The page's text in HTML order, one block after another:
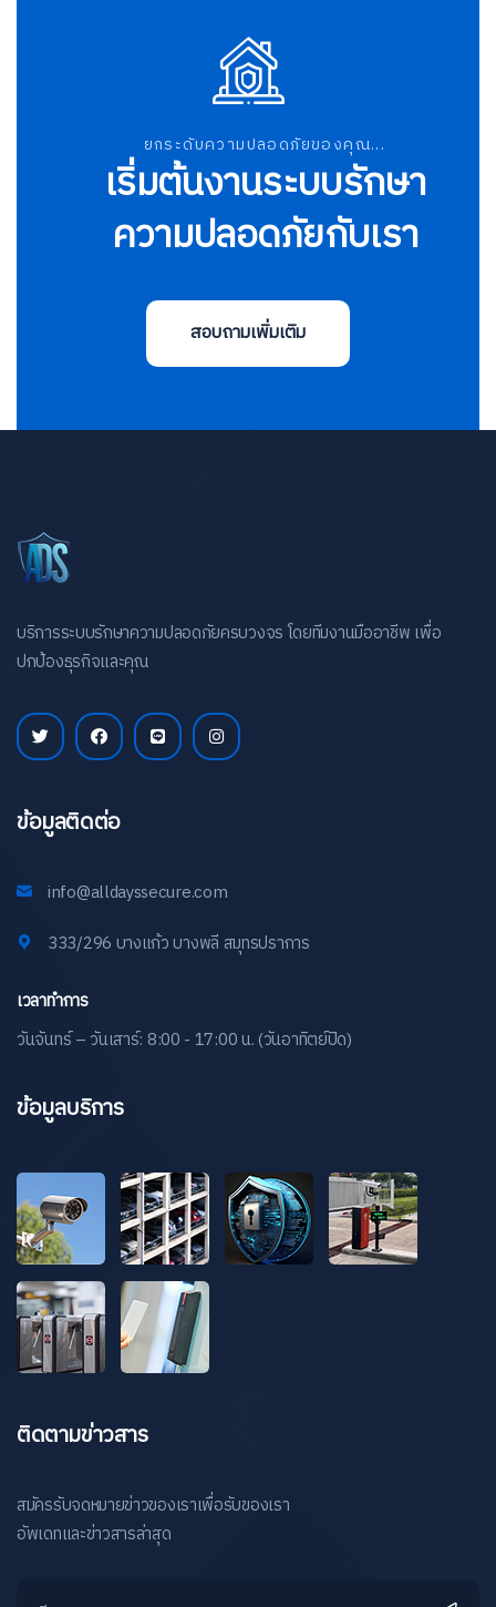
ยกระดับความปลอดภัยของคุณ...
เริ่มต้นงานระบบรักษา
ความปลอดภัยกับเรา
สอบถามเพิ่มเติม
บริการระบบรักษาความปลอดภัยครบวงจร โดยทีมงานมืออาชีพ เพื่อ
ปกป้องธุรกิจและคุณ
ข้อมูลติดต่อ
info@alldayssecure.com
333/296 บางแก้ว บางพลี สมุทรปราการ
เวลาทำการ
วันจันทร์ – วันเสาร์: 8:00 - 17:00 น. (วันอาทิตย์ปิด)
ข้อมูลบริการ
ติดตามข่าวสาร
สมัครรับจดหมายข่าวของเราเพื่อรับของเรา
อัพเดทและข่าวสารล่าสุด